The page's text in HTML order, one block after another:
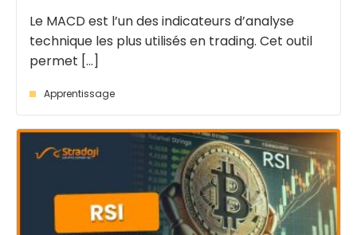
Le MACD est l’un des indicateurs d’analyse
technique les plus utilisés en trading. Cet outil
permet [...]
Apprentissage